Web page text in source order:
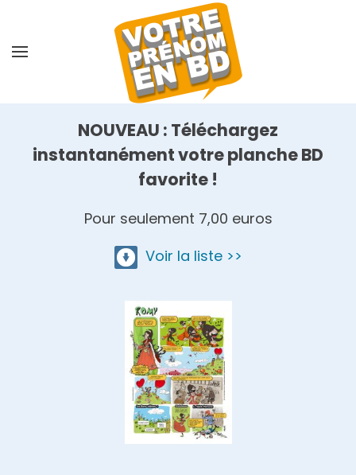
NOUVEAU : Téléchargez
instantanément votre planche BD
favorite !
Pour seulement 7,00 euros
Voir la liste >>